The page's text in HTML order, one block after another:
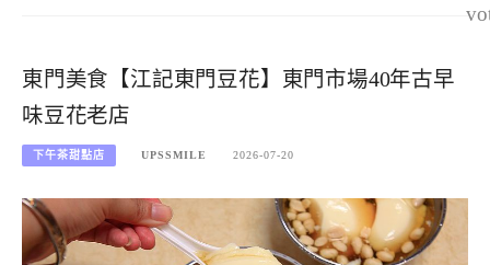
東門美食【江記東門豆花】東門市場40年古早
味豆花老店
下午茶甜點店 UPSSMILE 2026-07-20